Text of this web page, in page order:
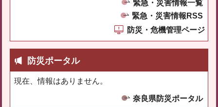
緊急・災害情報一覧
緊急・災害情報RSS
防災・危機管理ページ
防災ポータル
現在、情報はありません。
奈良県防災ポータル